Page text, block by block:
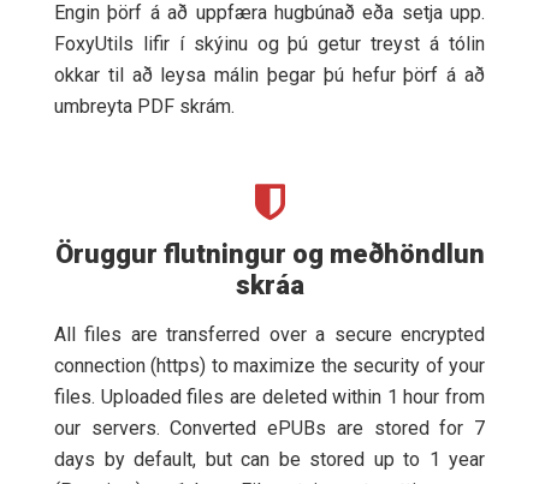
Engin þörf á að uppfæra hugbúnað eða setja upp.
FoxyUtils lifir í skýinu og þú getur treyst á tólin
okkar til að leysa málin þegar þú hefur þörf á að
umbreyta PDF skrám.
Öruggur flutningur og meðhöndlun
skráa
All files are transferred over a secure encrypted
connection (https) to maximize the security of your
files. Uploaded files are deleted within 1 hour from
our servers. Converted ePUBs are stored for 7
days by default, but can be stored up to 1 year